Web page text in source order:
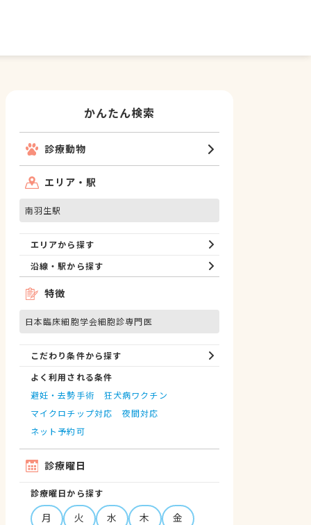
かんたん検索
診療動物
エリア・駅
南羽生駅
エリアから探す
沿線・駅から探す
特徴
日本臨床細胞学会細胞診専門医
こだわり条件から探す
よく利用される条件
避妊・去勢手術
狂犬病ワクチン
マイクロチップ対応
夜間対応
ネット予約可
診療曜日
診療曜日から探す
月 火 水 木
金